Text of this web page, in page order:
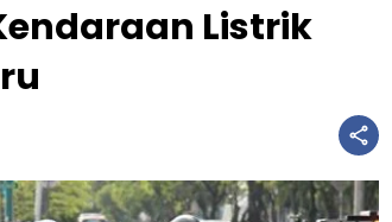
Listrik